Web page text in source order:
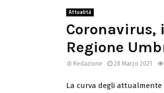
Attualità
Regione
di Redazione 28 Marzo 2021
La curva degli attualmente